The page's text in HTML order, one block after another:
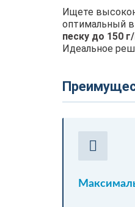
Ищете
оптимальный
песку до 150
Идеальное